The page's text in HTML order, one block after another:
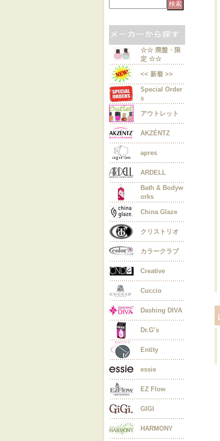
☆☆ 廃盤・限
定 ☆☆
<< 新着 >>
Special Order
s
アウトレット
AKZÉNTZ
apres
ARDELL
Bath & Bodyw
orks
China Glaze
クリストリオ
カラークラブ
Creative
Cuccio
Dashing DIVA
Dr.G’s
Entity
essie
EZ Flow
GIGI
HARMONY